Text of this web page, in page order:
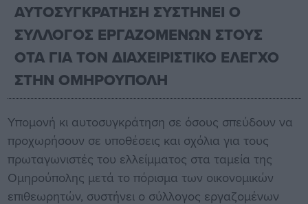
ΑΥΤΟΣΥΓΚΡΑΤΗΣΗ ΣΥΣΤΗΝΕΙ Ο
ΣΥΛΛΟΓΟΣ ΕΡΓΑΖΟΜΕΝΩΝ ΣΤΟΥΣ
ΟΤΑ ΓΙΑ ΤΟΝ ΔΙΑΧΕΙΡΙΣΤΙΚΟ ΕΛΕΓΧΟ
ΣΤΗΝ ΟΜΗΡΟΥΠΟΛΗ
Υπομονή κι αυτοσυγκράτηση σε όσους σπεύδουν να
προχωρήσουν σε υποθέσεις και σχόλια για τους
πρωταγωνιστές του ελλείμματος στα ταμεία της
Ομηρούπολης μετά το πόρισμα των οικονομικών
επιθεωρητών, συστήνει ο σύλλογος εργαζομένων